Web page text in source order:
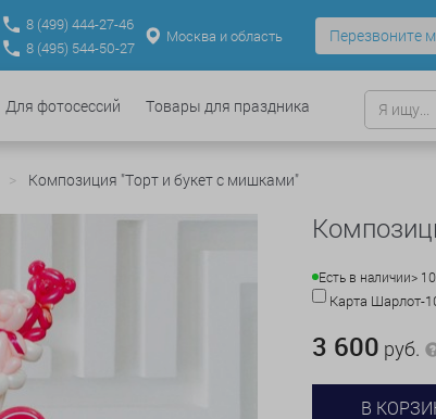
8 (499) 444-27-46
8 (495) 544-50-27
Москва и область Перезвоните
Для фотосессий Товары для праздника
Композиция "Торт и букет с мишками"
Есть в наличии>
Карта Шарлот-
3 600 руб.
В